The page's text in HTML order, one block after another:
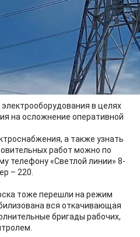
Красноярского края
до 25 метров в
и град.
возможных технологических
филиала
готовности
которых 1 353 сотрудника
32 резервных источника
в целях
на осложнение оперативной
а также узнать
работ можно по
телефону «Светлой линии» 8-
– 220.
тоже перешли на режим
вся откачивающая
бригады рабочих,